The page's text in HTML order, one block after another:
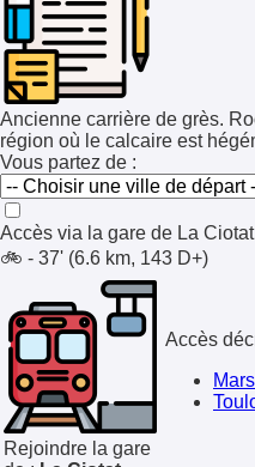
Ancienne carrière de grès.
région où le calcaire est
Vous partez de :
Accès via la gare de La Ciotat
🚲 - 37' (6.6 km, 143 D+)
Rejoindre la gare
Accès